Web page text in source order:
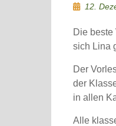
12.
Die beste
sich Lina
Der
der
in allen
Alle